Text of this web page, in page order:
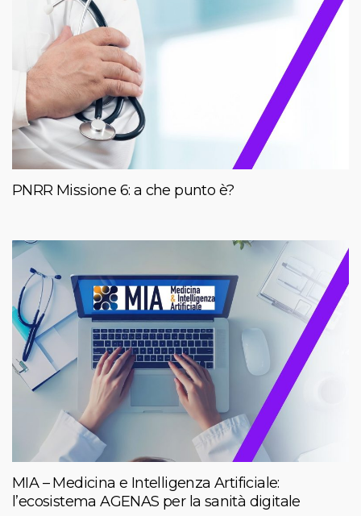
PNRR Missione 6: a che punto è?
MIA – Medicina e Intelligenza Artificiale:
l’ecosistema AGENAS per la sanità digitale